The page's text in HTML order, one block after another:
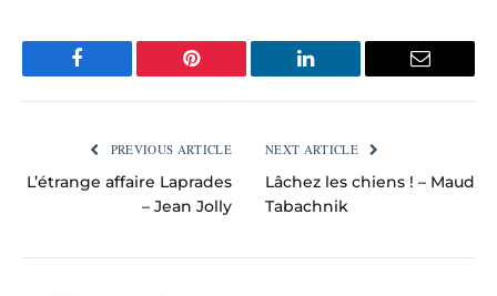
Facebook Pinterest LinkedIn Email
PREVIOUS ARTICLE
L’étrange affaire Laprades
– Jean Jolly
NEXT ARTICLE
Lâchez les chiens ! – Maud
Tabachnik